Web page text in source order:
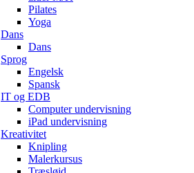
Pilates
Yoga
Dans
Dans
Sprog
Engelsk
Spansk
IT og EDB
Computer undervisning
iPad undervisning
Kreativitet
Knipling
Malerkursus